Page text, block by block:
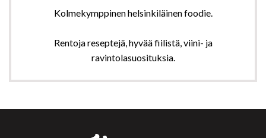
Kolmekymppinen helsinkiläinen foodie.
Rentoja reseptejä, hyvää fiilistä, viini- ja
ravintolasuosituksia.